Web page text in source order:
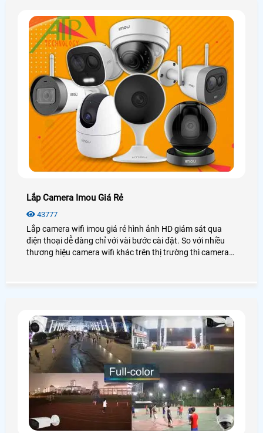
Lắp Camera Imou Giá Rẻ
43777
Lắp camera wifi imou giá rẻ hình ảnh HD giám sát qua
điện thoại dễ dàng chỉ với vài bước cài đặt. So với nhiều
thương hiệu camera wifi khác trên thị trường thì camera